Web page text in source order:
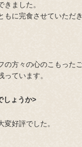
ました。
もに完食させていただ
方々の心のこもった
ています。
しょうか>
好評でした。